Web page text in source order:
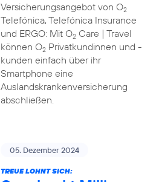
Versicherungsangebot von O2
Telefónica, Telefónica Insurance
und ERGO: Mit O2Care | Travel
können O2Privatkundinnen und -
kunden einfach über ihr
Smartphone eine
Auslandskrankenversicherung
abschließen.
05. Dezember 2024
TREUE LOHNT SICH: